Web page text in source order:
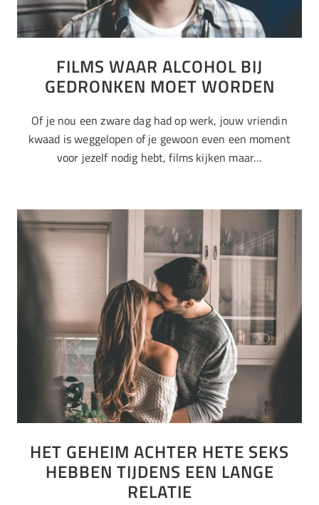
FILMS WAAR ALCOHOL BIJ
GEDRONKEN MOET WORDEN
Of je nou een zware dag had op werk, jouw vriendin
kwaad is weggelopen of je gewoon even een moment
voor jezelf nodig hebt, films kijken maar…
HET GEHEIM ACHTER HETE SEKS
HEBBEN TIJDENS EEN LANGE
RELATIE